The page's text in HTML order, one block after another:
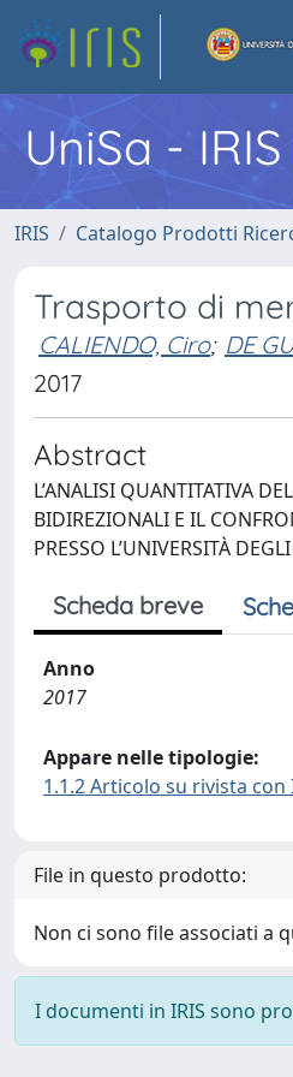
UniSa - IRIS
IRIS Catalogo Prodotti
Trasporto di
CALIENDO, Ciro; DE
2017
Abstract
L’ANALISI QUANTITATIVA
BIDIREZIONALI E IL
PRESSO L’UNIVERSITÀ
Scheda breve
Anno
2017
Appare nelle tipologie:
1.1.2 Articolo su rivista con
File in questo prodotto:
Non ci sono file associati a
I documenti in IRIS sono